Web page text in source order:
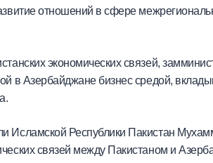
отношений в сфере
экономических связей,
в Азербайджане бизнес средой,
Исламской Республики Пакистан
связей между Пакистаном и